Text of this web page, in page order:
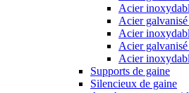
Acier
Acier
Acier
Acier
Acier
Supports de gaine
Silencieux de gaine